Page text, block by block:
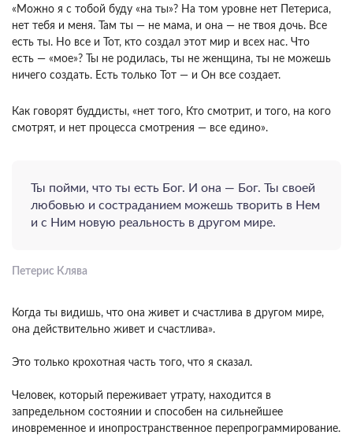
«Можно я с тобой буду «на ты»? На том уровне нет Петериса,
нет тебя и меня. Там ты — не мама, и она — не твоя дочь. Все
есть ты. Но все и Тот, кто создал этот мир и всех нас. Что
есть — «мое»? Ты не родилась, ты не женщина, ты не можешь
ничего создать. Есть только Тот — и Он все создает.
Как говорят буддисты, «нет того, Кто смотрит, и того, на кого
смотрят, и нет процесса смотрения — все едино».
Ты пойми, что ты есть Бог. И она — Бог. Ты своей
любовью и состраданием можешь творить в Нем
и с Ним новую реальность в другом мире.
Петерис Клява
Когда ты видишь, что она живет и счастлива в другом мире,
она действительно живет и счастлива».
Это только крохотная часть того, что я сказал.
Человек, который переживает утрату, находится в
запредельном состоянии и способен на сильнейшее
иновременное и инопространственное перепрограммирование.